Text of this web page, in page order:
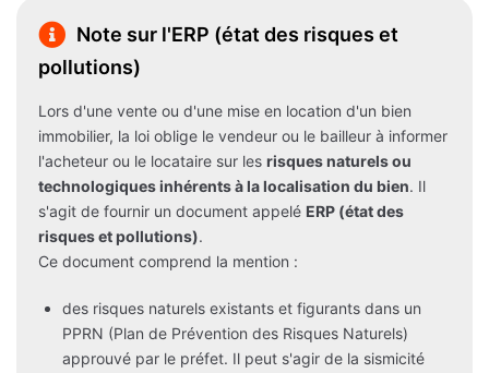
Note sur l'ERP (état des risques et
pollutions)
Lors d'une vente ou d'une mise en location d'un bien
immobilier, la loi oblige le vendeur ou le bailleur à informer
l'acheteur ou le locataire sur les risques naturels ou
technologiques inhérents à la localisation du bien. Il
s'agit de fournir un document appelé ERP (état des
risques et pollutions).
Ce document comprend la mention :
des risques naturels existants et figurants dans un
PPRN (Plan de Prévention des Risques Naturels)
approuvé par le préfet. Il peut s'agir de la sismicité